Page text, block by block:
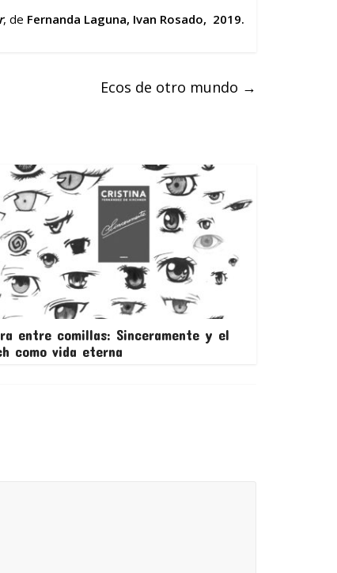
, de Fernanda Laguna, Ivan Rosado, 2019.
Ecos de otro mundo →
entre comillas: Sinceramente y el
como vida eterna